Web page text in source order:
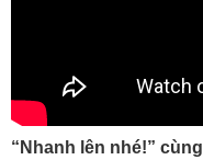
“Nhanh lên nhé!”